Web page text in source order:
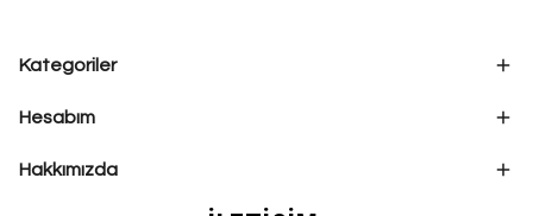
Kategoriler
Hesabım
Hakkımızda